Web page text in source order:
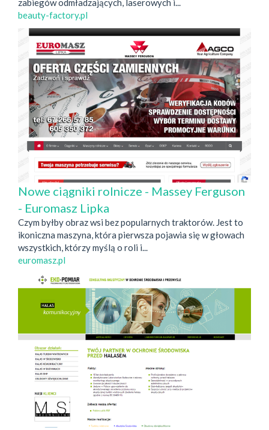
zabiegów odmładzających, laserowych i...
beauty-factory.pl
Nowe ciągniki rolnicze - Massey Ferguson
- Euromasz Lipka
Czym byłby obraz wsi bez popularnych traktorów. Jest to
ikoniczna maszyna, która pierwsza pojawia się w głowach
wszystkich, którzy myślą o roli i...
euromasz.pl